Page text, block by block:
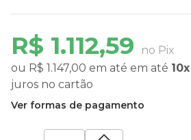
R$ 1.112,59
no Pix
ou R$ 1.147,00 em até em até 10x
juros no cartão
Ver formas de pagamento